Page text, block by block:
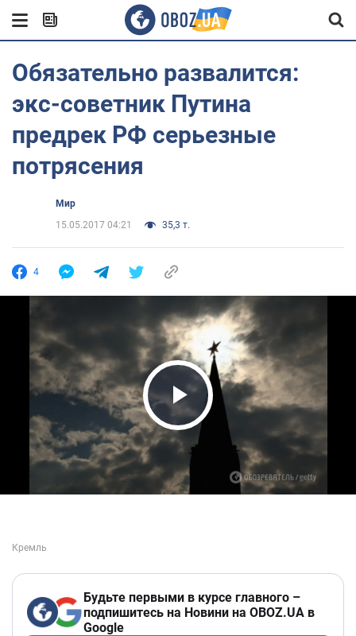
Обязательно развалится:
экс-советник Путина
предрек РФ серьезные
потрясения
Мир
15.05.2017 04:21
35,3 т.
4
Play Video
Будьте первыми в курсе главного –
подпишитесь на Новини на OBOZ.UA в
Google